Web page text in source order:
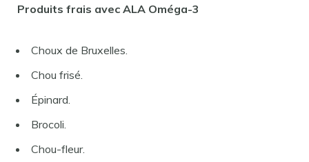
Produits frais avec ALA Oméga-3
Choux de Bruxelles.
Chou frisé.
Épinard.
Brocoli.
Chou-fleur.